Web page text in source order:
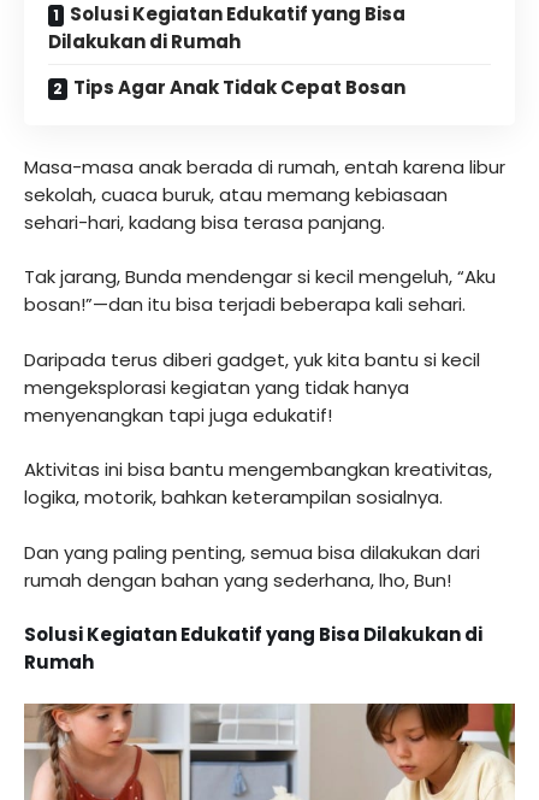
Solusi Kegiatan Edukatif yang Bisa
Dilakukan di Rumah
Tips Agar Anak Tidak Cepat Bosan
Masa-masa anak berada di rumah, entah karena libur
sekolah, cuaca buruk, atau memang kebiasaan
sehari-hari, kadang bisa terasa panjang.
Tak jarang, Bunda mendengar si kecil mengeluh, “Aku
bosan!”—dan itu bisa terjadi beberapa kali sehari.
Daripada terus diberi gadget, yuk kita bantu si kecil
mengeksplorasi kegiatan yang tidak hanya
menyenangkan tapi juga edukatif!
Aktivitas ini bisa bantu mengembangkan kreativitas,
logika, motorik, bahkan keterampilan sosialnya.
Dan yang paling penting, semua bisa dilakukan dari
rumah dengan bahan yang sederhana, lho, Bun!
Solusi Kegiatan Edukatif yang Bisa Dilakukan di
Rumah